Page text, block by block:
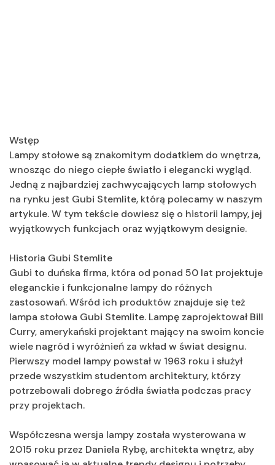
Wstęp
Lampy stołowe są znakomitym dodatkiem do wnętrza,
wnosząc do niego ciepłe światło i elegancki wygląd.
Jedną z najbardziej zachwycających lamp stołowych
na rynku jest Gubi Stemlite, którą polecamy w naszym
artykule. W tym tekście dowiesz się o historii lampy, jej
wyjątkowych funkcjach oraz wyjątkowym designie.
Historia Gubi Stemlite
Gubi to duńska firma, która od ponad 50 lat projektuje
eleganckie i funkcjonalne lampy do różnych
zastosowań. Wśród ich produktów znajduje się też
lampa stołowa Gubi Stemlite. Lampę zaprojektował Bill
Curry, amerykański projektant mający na swoim koncie
wiele nagród i wyróżnień za wkład w świat designu.
Pierwszy model lampy powstał w 1963 roku i służył
przede wszystkim studentom architektury, którzy
potrzebowali dobrego źródła światła podczas pracy
przy projektach.
Współczesna wersja lampy została wysterowana w
2015 roku przez Daniela Rybę, architekta wnętrz, aby